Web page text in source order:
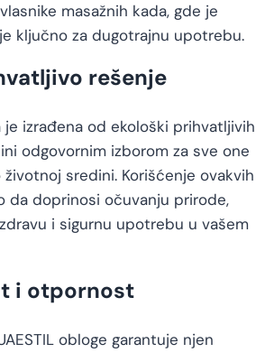
masažnih kada, gde je
ključno za dugotrajnu upotrebu.
rešenje
je izrađena od ekološki prihvatljivih
odgovornim izborom za sve one
sredini. Korišćenje ovakvih
da doprinosi očuvanju prirode,
i sigurnu upotrebu u vašem
i otpornost
obloge garantuje njen